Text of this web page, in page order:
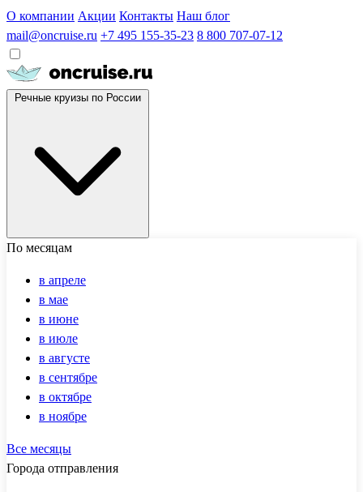
О компании Акции Контакты Наш блог
mail@oncruise.ru +7 495 155-35-23 8 800 707-07-12
По месяцам
в апреле
в мае
в июне
в июле
в августе
в сентябре
в октябре
в ноябре
Все месяцы
Города отправления